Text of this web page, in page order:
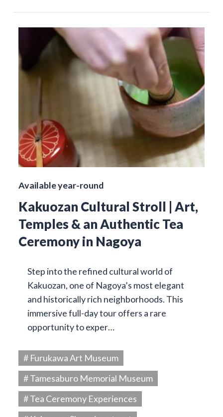
Available year-round
Kakuozan Cultural Stroll | Art,
Temples & an Authentic Tea
Ceremony in Nagoya
Step into the refined cultural world of
Kakuozan, one of Nagoya’s most elegant
and historically rich neighborhoods. This
immersive full-day tour offers a rare
opportunity to exper…
# Furukawa Art Museum
# Tamesaburo Memorial Museum
# Tea Ceremony Experiences